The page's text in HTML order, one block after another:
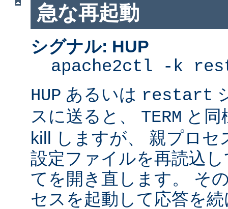
急な再起動
シグナル: HUP
apache2ctl -k
HUP あるいは restart
スに送ると、 TERM と
kill しますが、 親プロセ
設定ファイルを再読込
てを開き直します。 そ
セスを起動して応答を